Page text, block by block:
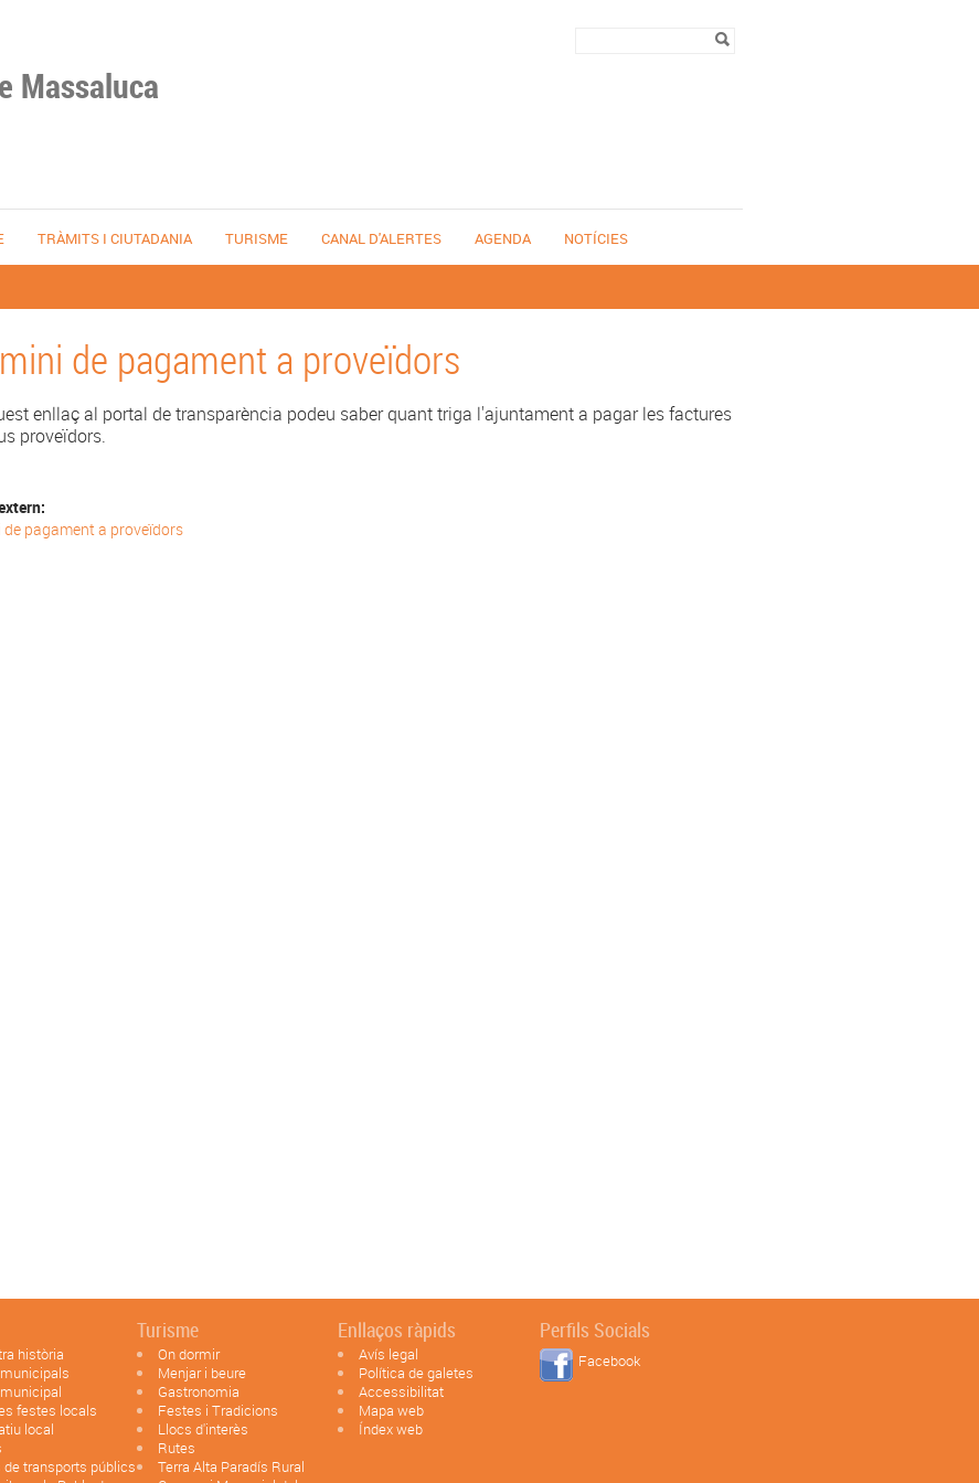
Massaluca
TRÀMITS I CIUTADANIA TURISME CANAL D'ALERTES AGENDA NOTÍCIES
de pagament a proveïdors
enllaç al portal de transparència podeu saber quant triga l'ajuntament a pagar les factures
proveïdors.
de pagament a proveïdors
història
festes locals
local
de transports públics
Turisme
On dormir
Menjar i beure
Gastronomia
Festes i Tradicions
Llocs d'interès
Rutes
Terra Alta Paradís Rural
Enllaços ràpids
Avís legal
Política de galetes
Accessibilitat
Mapa web
Índex web
Perfils Socials
Facebook